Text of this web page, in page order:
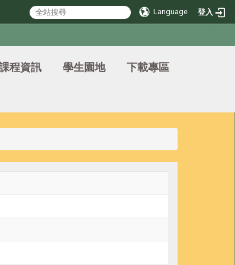
Language 登入
程資訊 學生園地
下載專區